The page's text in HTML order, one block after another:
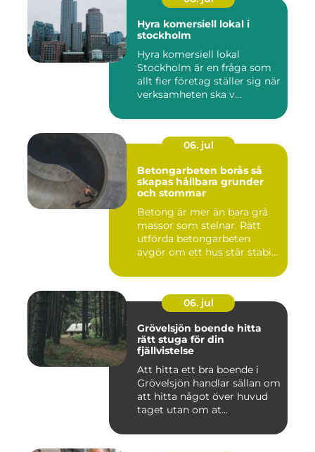
Hyra komersiell lokal i
stockholm
Hyra komersiell lokal
Stockholm är en fråga som
allt fler företag ställer sig när
verksamheten ska v...
06. jul
Betongarbeten borås så
skapas hållbara grunder
och stommar
Betong är mer än bara grå
massor som stelnar. Rätt
utförda betongarbeten
avgör om ett hus står stabi...
06. jul
Grövelsjön boende hitta
rätt stuga för din
fjällvistelse
Att hitta ett bra boende i
Grövelsjön handlar sällan om
att hitta något över huvud
taget utan om at...